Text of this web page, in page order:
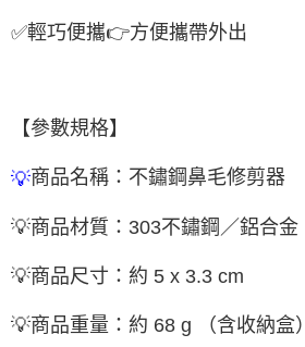
✅輕巧便攜👉方便攜帶外出
【參數規格】
💡商品名稱：不鏽鋼鼻毛修剪器
💡商品材質： 303不鏽鋼／鋁合金
💡商品尺寸：約 5 x 3.3 cm
💡商品重量：約 68 g （含收納盒）